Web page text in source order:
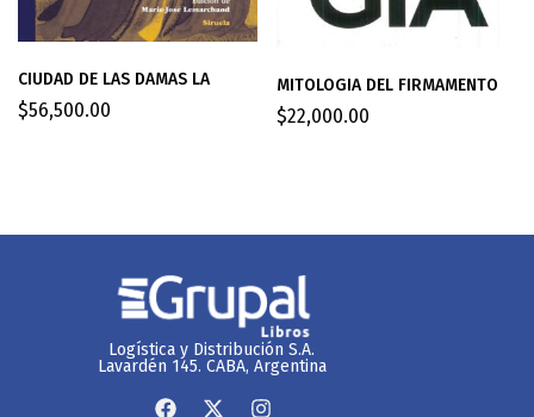
CIUDAD DE LAS DAMAS LA
$56,500.00
MITOLOGIA DEL FIRMAMENTO
$22,000.00
Logística y Distribución S.A.
Lavardén 145. CABA, Argentina